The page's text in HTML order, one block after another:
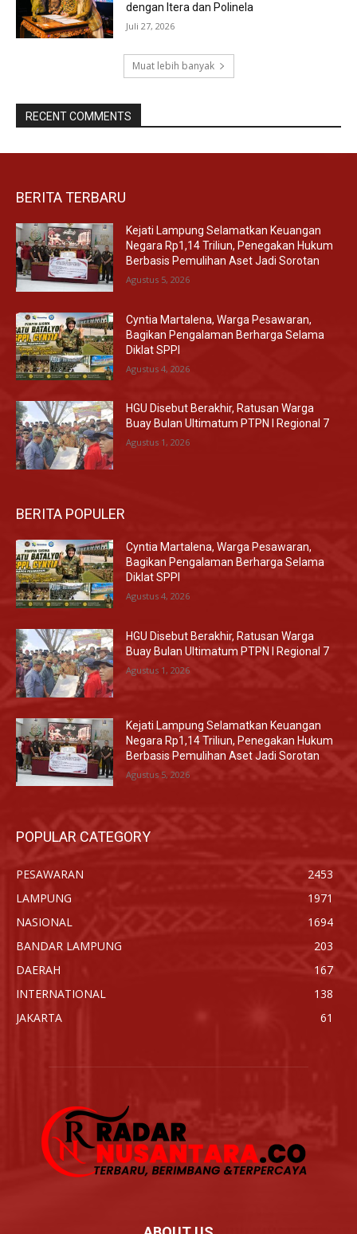
dengan Itera dan Polinela
Juli 27, 2026
Muat lebih banyak
RECENT COMMENTS
BERITA TERBARU
Kejati Lampung Selamatkan Keuangan
Negara Rp1,14 Triliun, Penegakan Hukum
Berbasis Pemulihan Aset Jadi Sorotan
Agustus 5, 2026
Cyntia Martalena, Warga Pesawaran,
Bagikan Pengalaman Berharga Selama
Diklat SPPI
Agustus 4, 2026
HGU Disebut Berakhir, Ratusan Warga
Buay Bulan Ultimatum PTPN I Regional 7
Agustus 1, 2026
BERITA POPULER
Cyntia Martalena, Warga Pesawaran,
Bagikan Pengalaman Berharga Selama
Diklat SPPI
Agustus 4, 2026
HGU Disebut Berakhir, Ratusan Warga
Buay Bulan Ultimatum PTPN I Regional 7
Agustus 1, 2026
Kejati Lampung Selamatkan Keuangan
Negara Rp1,14 Triliun, Penegakan Hukum
Berbasis Pemulihan Aset Jadi Sorotan
Agustus 5, 2026
POPULAR CATEGORY
PESAWARAN
2453
LAMPUNG
1971
NASIONAL
1694
BANDAR LAMPUNG
203
DAERAH
167
INTERNATIONAL
138
JAKARTA
61